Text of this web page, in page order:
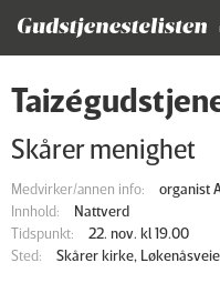
Skårer menighet
Medvirker/annen info:
organist
Innhold:
Nattverd
Tidspunkt:
22. nov. kl 19.00
Sted:
Skårer kirke,